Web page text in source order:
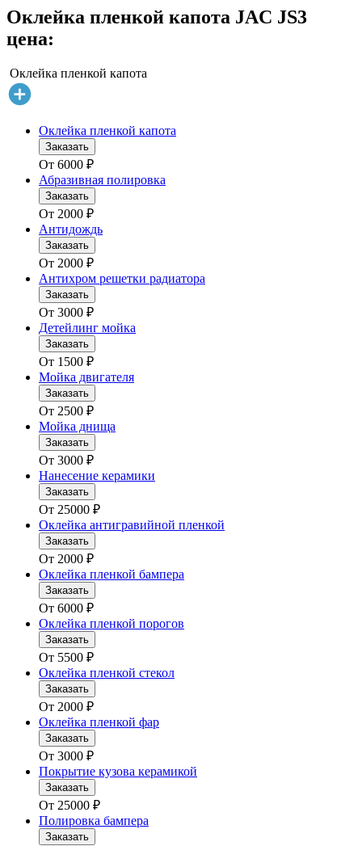
Оклейка пленкой капота JAC JS3
цена:
Оклейка пленкой капота
Оклейка пленкой капота
Заказать
От 6000 ₽
Абразивная полировка
Заказать
От 2000 ₽
Антидождь
Заказать
От 2000 ₽
Антихром решетки радиатора
Заказать
От 3000 ₽
Детейлинг мойка
Заказать
От 1500 ₽
Мойка двигателя
Заказать
От 2500 ₽
Мойка днища
Заказать
От 3000 ₽
Нанесение керамики
Заказать
От 25000 ₽
Оклейка антигравийной пленкой
Заказать
От 2000 ₽
Оклейка пленкой бампера
Заказать
От 6000 ₽
Оклейка пленкой порогов
Заказать
От 5500 ₽
Оклейка пленкой стекол
Заказать
От 2000 ₽
Оклейка пленкой фар
Заказать
От 3000 ₽
Покрытие кузова керамикой
Заказать
От 25000 ₽
Полировка бампера
Заказать